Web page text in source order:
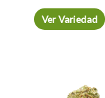
Ver Variedad